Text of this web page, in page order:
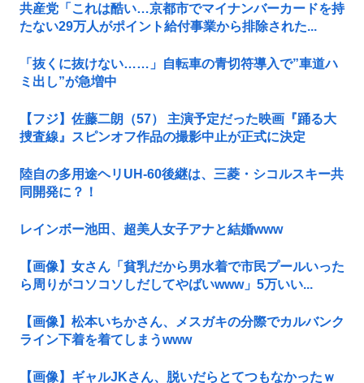
共産党「これは酷い…京都市でマイナンバーカードを持
たない29万人がポイント給付事業から排除された...
「抜くに抜けない……」自転車の青切符導入で”車道ハ
ミ出し”が急増中
【フジ】佐藤二朗（57） 主演予定だった映画『踊る大
捜査線』スピンオフ作品の撮影中止が正式に決定
陸自の多用途ヘリUH-60後継は、三菱・シコルスキー共
同開発に？！
レインボー池田、超美人女子アナと結婚www
【画像】女さん「貧乳だから男水着で市民プールいった
ら周りがコソコソしだしてやばいwww」5万いい...
【画像】松本いちかさん、メスガキの分際でカルバンク
ライン下着を着てしまうwww
【画像】ギャルJKさん、脱いだらとてつもなかったｗ